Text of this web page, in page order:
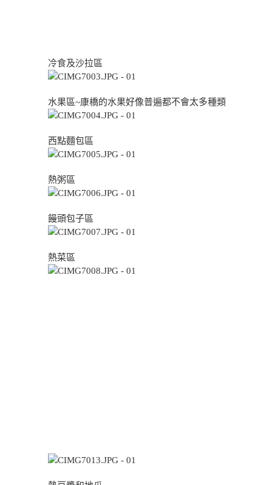
冷食及沙拉區
水果區~康橋的水果好像普遍都不會太多種類
西點麵包區
熱粥區
饅頭包子區
熱菜區